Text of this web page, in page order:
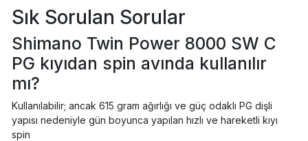
Sık Sorulan Sorular
Shimano Twin Power 8000 SW C
PG kıyıdan spin avında kullanılır
mı?
Kullanılabilir; ancak 615 gram ağırlığı ve güç odaklı PG dişli
yapısı nedeniyle gün boyunca yapılan hızlı ve hareketli kıyı
spin